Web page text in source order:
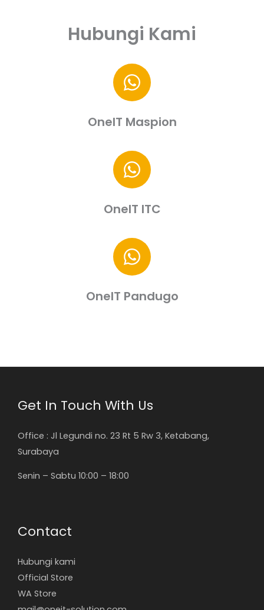
Hubungi Kami
OneIT Maspion
OneIT ITC
OneIT Pandugo
Get In Touch With Us
Office : Jl Legundi no. 23 Rt 5 Rw 3, Ketabang,
Surabaya
Senin – Sabtu 10:00 – 18:00
Contact
Hubungi kami
Official Store
WA Store